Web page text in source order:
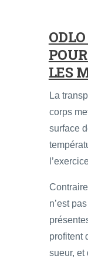
LES
La
corps
surface
n’est
profitent
sueur, et